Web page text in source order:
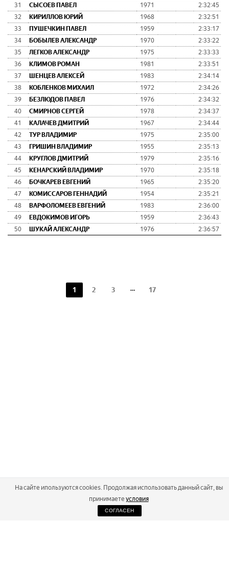
31
СЫСОЕВ ПАВЕЛ 1971 2:32:45
32
КИРИЛЛОВ ЮРИЙ 1968 2:32:51
33
ПУШЕЧКИН ПАВЕЛ 1959 2:33:17
34
БОБЫЛЕВ АЛЕКСАНДР 1970 2:33:22
35
ЛЕГКОВ АЛЕКСАНДР 1975 2:33:33
36
КЛИМОВ РОМАН 1981 2:33:51
37
ШЕНЦЕВ АЛЕКСЕЙ 1983 2:34:14
38
КОБЛЕНКОВ МИХАИЛ 1972 2:34:26
39
БЕЗЛЮДОВ ПАВЕЛ 1976 2:34:32
40
СМИРНОВ СЕРГЕЙ 1978 2:34:37
41
КАЛАЧЕВ ДМИТРИЙ 1967 2:34:44
42
ТУР ВЛАДИМИР 1975 2:35:00
43
ГРИШИН ВЛАДИМИР 1955 2:35:13
44
КРУГЛОВ ДМИТРИЙ 1979 2:35:16
45
КЕНАРСКИЙ ВЛАДИМИР 1970 2:35:18
46
БОЧКАРЕВ ЕВГЕНИЙ 1965 2:35:20
47
КОМИССАРОВ ГЕННАДИЙ 1954 2:35:21
48
ВАРФОЛОМЕЕВ ЕВГЕНИЙ 1983 2:36:00
49
ЕВДОКИМОВ ИГОРЬ 1959 2:36:43
50
ШУКАЙ АЛЕКСАНДР 1976 2:36:57
1 2 3 17
2026
На сайте ипользуются cookies. Продолжая использовать данный сайт, вы
принимаете условия
СОГЛАСЕН